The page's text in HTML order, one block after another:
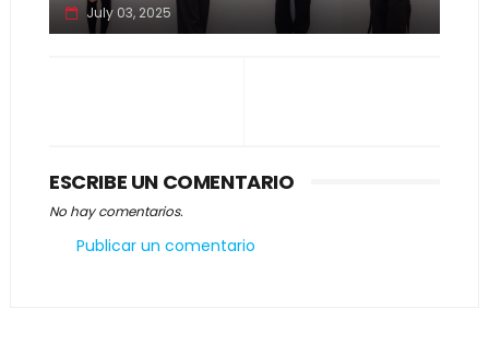
July 03, 2025
ESCRIBE UN COMENTARIO
No hay comentarios.
Publicar un comentario